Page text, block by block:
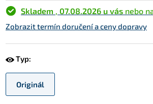
Skladem , 07.08.2026 u vás nebo
Zobrazit termín doručení a ceny dopravy
Typ:
Originál